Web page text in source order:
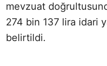
mevzuat
274 bin 137 lira idari
belirtildi.